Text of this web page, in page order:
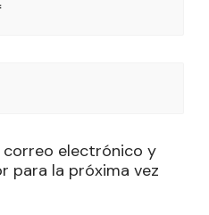
correo electrónico y
para la próxima vez